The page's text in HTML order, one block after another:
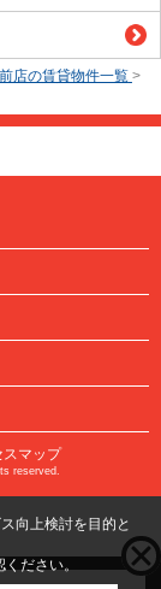
店の賃貸物件一覧 >
スマップ
reserved.
向上検討を目的と
ださい。